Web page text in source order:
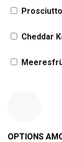
Prosciutto
Cheddar
OPTIONS